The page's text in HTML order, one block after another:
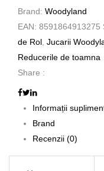
Brand: Woodyland
EAN: 8591864913275
de Rol Jucarii
Reducerile de toamna
Share :
Informații
Brand
Recenzii (0)